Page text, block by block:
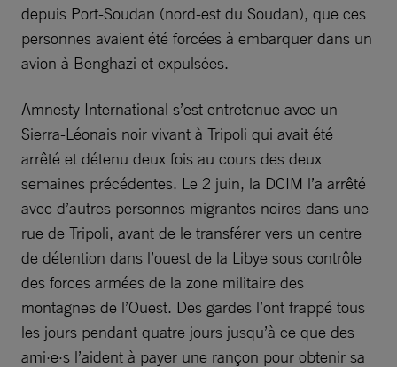
depuis Port-Soudan (nord-est du Soudan), que ces
personnes avaient été forcées à embarquer dans un
avion à Benghazi et expulsées.
Amnesty International s’est entretenue avec un
Sierra-Léonais noir vivant à Tripoli qui avait été
arrêté et détenu deux fois au cours des deux
semaines précédentes. Le 2 juin, la DCIM l’a arrêté
avec d’autres personnes migrantes noires dans une
rue de Tripoli, avant de le transférer vers un centre
de détention dans l’ouest de la Libye sous contrôle
des forces armées de la zone militaire des
montagnes de l’Ouest. Des gardes l’ont frappé tous
les jours pendant quatre jours jusqu’à ce que des
ami·e·s l’aident à payer une rançon pour obtenir sa